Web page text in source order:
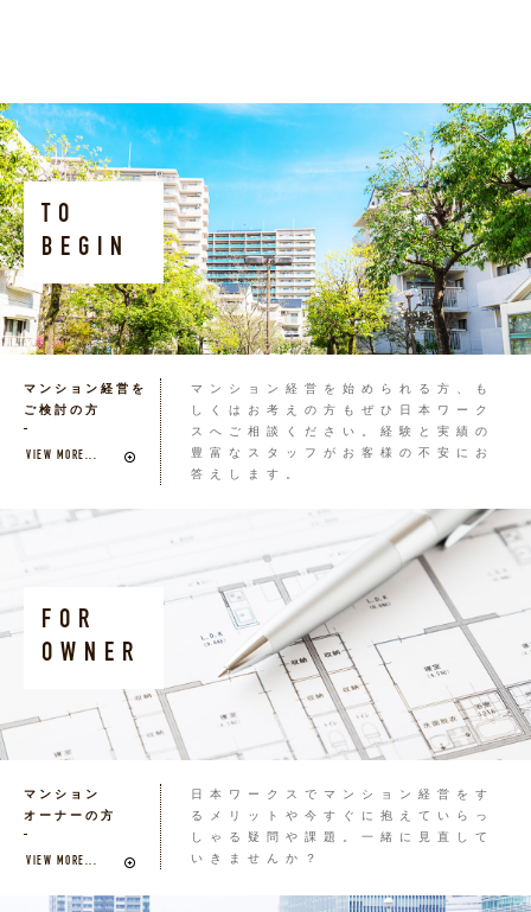
TO
BEGIN
マンション経営を
ご検討の方
VIEW MORE...
マンション経営を始められる方、も
しくはお考えの方もぜひ日本ワーク
スへご相談ください。経験と実績の
豊富なスタッフがお客様の不安にお
答えします。
FOR
OWNER
マンション
オーナーの方
VIEW MORE...
日本ワークスでマンション経営をす
るメリットや今すぐに抱えていらっ
しゃる疑問や課題。一緒に見直して
いきませんか？